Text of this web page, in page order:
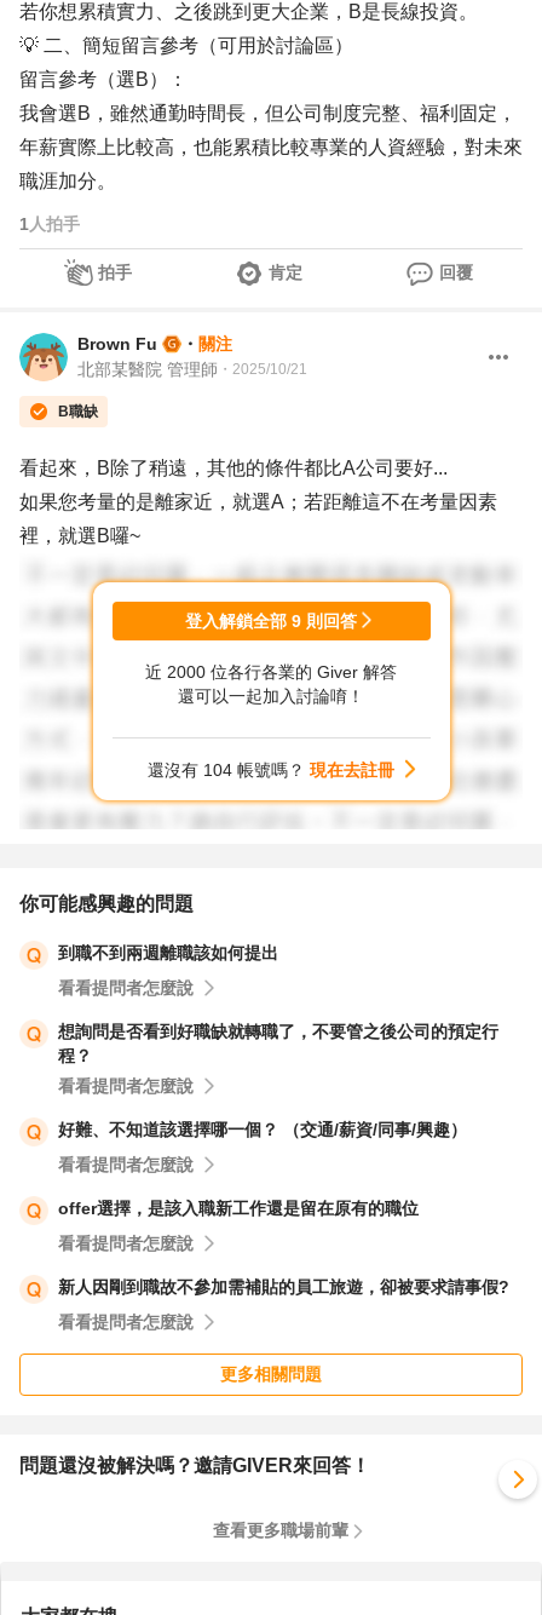
若你想累積實力、之後跳到更大企業，B是長線投資。
💡 二、簡短留言參考（可用於討論區）
留言參考（選B）：
我會選B，雖然通勤時間長，但公司制度完整、福利固定，
年薪實際上比較高，也能累積比較專業的人資經驗，對未來
職涯加分。
1 人拍手
拍手 肯定 回覆
Brown Fu ・ 關注
北部某醫院 管理師 ・ 2025/10/21
B職缺
看起來，B除了稍遠，其他的條件都比A公司要好...
如果您考量的是離家近，就選A；若距離這不在考量因素
裡，就選B囉~
登入解鎖全部 9 則回答
近 2000 位各行各業的 Giver 解答
還可以一起加入討論唷！
還沒有 104 帳號嗎？ 現在去註冊
你可能感興趣的問題
到職不到兩週離職該如何提出
看看提問者怎麼說
想詢問是否看到好職缺就轉職了，不要管之後公司的預定行
程？
看看提問者怎麼說
好難、不知道該選擇哪一個？ （交通/薪資/同事/興趣）
看看提問者怎麼說
offer選擇，是該入職新工作還是留在原有的職位
看看提問者怎麼說
新人因剛到職故不參加需補貼的員工旅遊，卻被要求請事假?
看看提問者怎麼說
更多相關問題
問題還沒被解決嗎？邀請GIVER來回答！
查看更多職場前輩